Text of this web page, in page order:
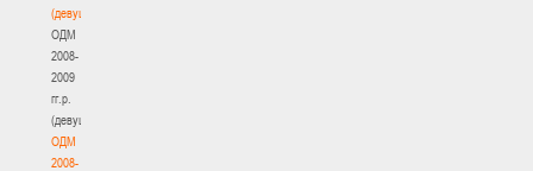
(девушки)
ОДМ
2008-
2009
гг.р.
(девушки)
ОДМ
2008-